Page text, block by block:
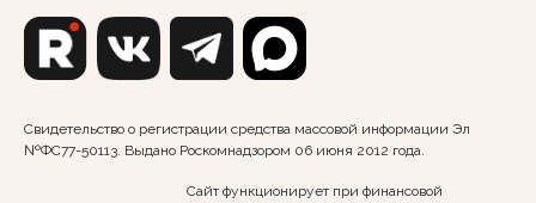
Свидетельство о регистрации средства массовой информации Эл
№ФС77-50113. Выдано Роскомнадзором 06 июня 2012 года.
Сайт функционирует при финансовой